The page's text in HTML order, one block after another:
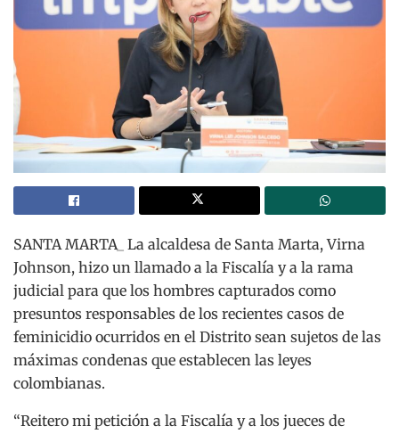
SANTA MARTA_ La alcaldesa de Santa Marta, Virna
Johnson, hizo un llamado a la Fiscalía y a la rama
judicial para que los hombres capturados como
presuntos responsables de los recientes casos de
feminicidio ocurridos en el Distrito sean sujetos de las
máximas condenas que establecen las leyes
colombianas.
“Reitero mi petición a la Fiscalía y a los jueces de